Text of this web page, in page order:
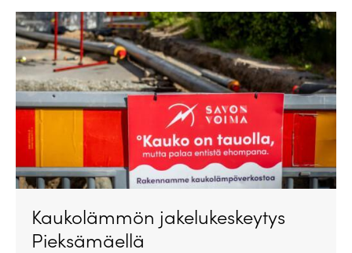
Kaukolämmön jakelukeskeytys
Pieksämäellä